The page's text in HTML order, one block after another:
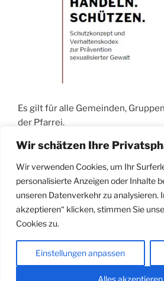
Wir schätzen Ihre
Wir verwenden Cookies, um Ihr
personalisierte Anzeigen oder Inhalte
unseren Datenverkehr zu analysieren.
akzeptieren“ klicken, stimmen Sie
Cookies zu.
Einstellungen anpassen
Alles akzeptieren
Es gilt für alle Gemeinden,
der Pfarrei.
Impressum | Datenschutzerklärung
gemäß Hinweisgeberschutzgesetz